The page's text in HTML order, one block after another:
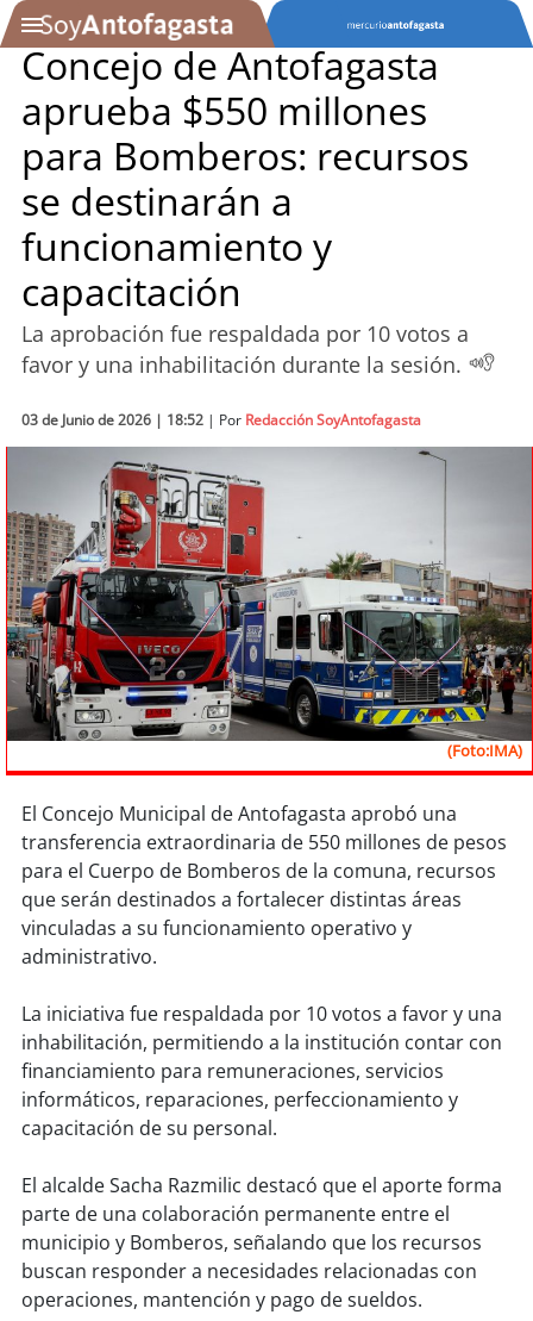
Podcast
Actualidad
Entretención
Economía
Deportes
Tecnología
Sostenibilidad
soychile
soyarica
soyiquique
soycalama
soyantofagasta
soycopiapó
soyvalparaíso
soyquillota
soysanantonio
soychillán
soysancarlos
soytalcahuano
soyconcepción
Concejo de Antofagasta
aprueba $550 millones
para Bomberos: recursos
se destinarán a
funcionamiento y
capacitación
La aprobación fue respaldada por 10 votos a
favor y una inhabilitación durante la sesión.
03 de Junio de 2026 | 18:52 | Por Redacción SoyAntofagasta
(Foto:IMA)
El Concejo Municipal de Antofagasta aprobó una
transferencia extraordinaria de 550 millones de pesos
para el Cuerpo de Bomberos de la comuna, recursos
que serán destinados a fortalecer distintas áreas
vinculadas a su funcionamiento operativo y
administrativo.
La iniciativa fue respaldada por 10 votos a favor y una
inhabilitación, permitiendo a la institución contar con
financiamiento para remuneraciones, servicios
informáticos, reparaciones, perfeccionamiento y
capacitación de su personal.
El alcalde Sacha Razmilic destacó que el aporte forma
parte de una colaboración permanente entre el
municipio y Bomberos, señalando que los recursos
buscan responder a necesidades relacionadas con
operaciones, mantención y pago de sueldos.